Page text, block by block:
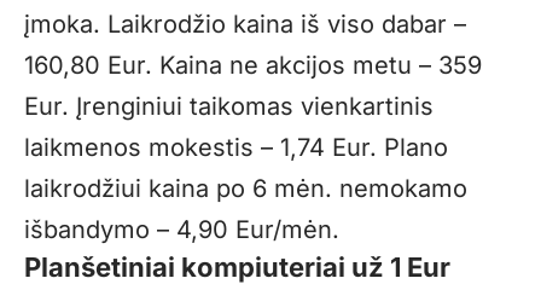
įmoka. Laikrodžio kaina iš viso dabar –
160,80 Eur. Kaina ne akcijos metu – 359
Eur. Įrenginiui taikomas vienkartinis
laikmenos mokestis – 1,74 Eur. Plano
laikrodžiui kaina po 6 mėn. nemokamo
išbandymo – 4,90 Eur/mėn.
Planšetiniai kompiuteriai už 1 Eur